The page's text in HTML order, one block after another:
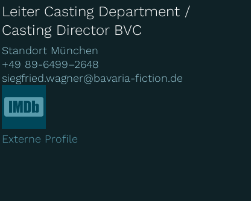
Leiter Casting Department /
Casting Director BVC
Standort München
+49 89-6499–2648
siegfried.wagner@bavaria-fiction.de
Externe Profile